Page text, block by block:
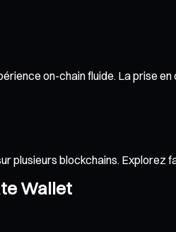
on-chain fluide. La prise
plusieurs blockchains. Explorez
Wallet